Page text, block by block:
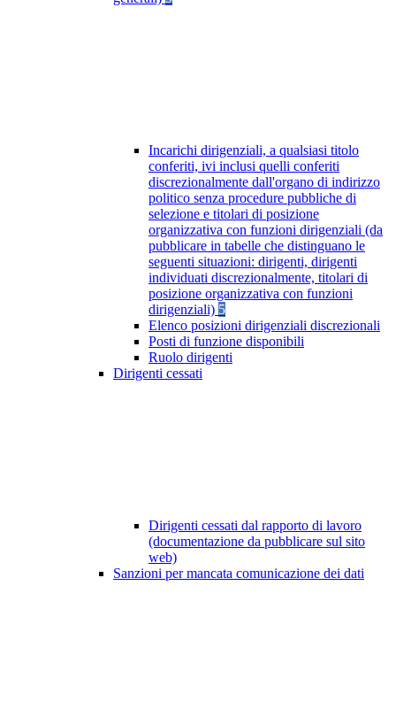
Incarichi dirigenziali, a qualsiasi titolo
conferiti, ivi inclusi quelli conferiti
discrezionalmente dall'organo di indirizzo
politico senza procedure pubbliche di
selezione e titolari di posizione
organizzativa con funzioni dirigenziali (da
pubblicare in tabelle che distinguano le
seguenti situazioni: dirigenti, dirigenti
individuati discrezionalmente, titolari di
posizione organizzativa con funzioni
dirigenziali) 5
Elenco posizioni dirigenziali discrezionali
Posti di funzione disponibili
Ruolo dirigenti
Dirigenti cessati
Dirigenti cessati dal rapporto di lavoro
(documentazione da pubblicare sul sito
web)
Sanzioni per mancata comunicazione dei dati